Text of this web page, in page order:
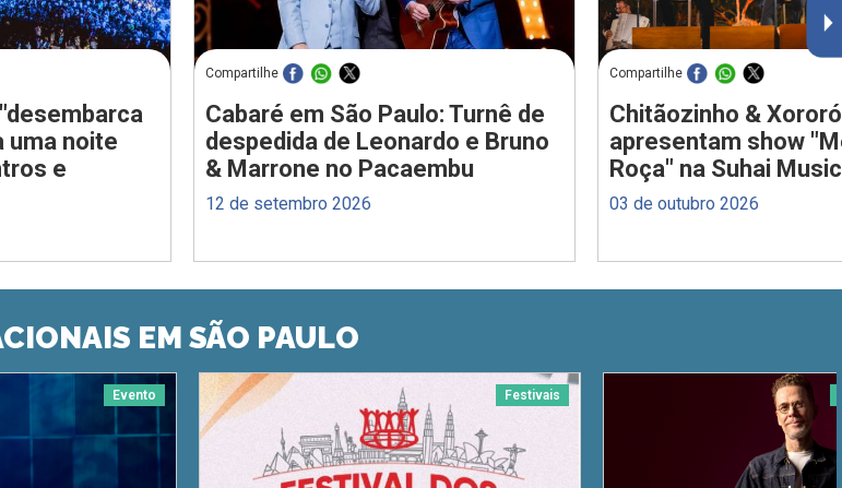
uma noite
e
Compartilhe
Cabaré em São Paulo: Turnê de
despedida de Leonardo e Bruno
& Marrone no Pacaembu
12 de setembro 2026
Compartilhe
Chitãozinho & Xororó
apresentam show
Roça" na Suhai
03 de outubro 2026
EM SÃO PAULO
Evento Festivais